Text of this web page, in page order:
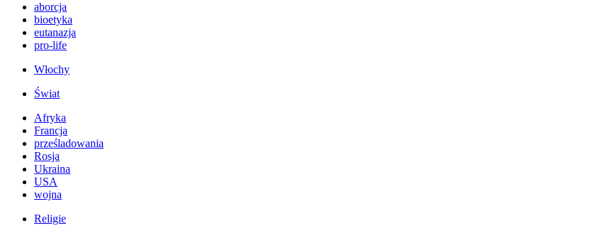
aborcja
bioetyka
eutanazja
pro-life
Włochy
Świat
Afryka
Francja
prześladowania
Rosja
Ukraina
USA
wojna
Religie